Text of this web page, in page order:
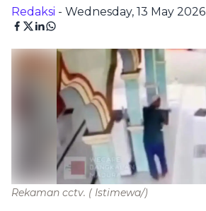
Redaksi - Wednesday, 13 May
Rekaman cctv. ( Istimewa/)